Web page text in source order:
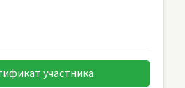
участника